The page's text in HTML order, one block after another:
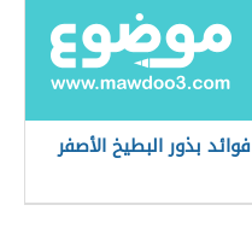
فوائد بذور البطيخ الأصفر